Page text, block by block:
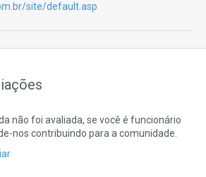
site/default.asp
não foi avaliada, se você é funcionário
nos contribuindo para a comunidade.